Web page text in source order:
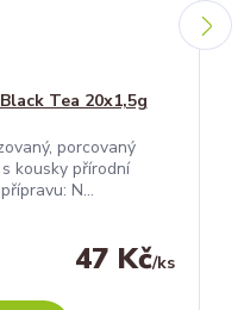
Tea 20x1,5g
porcovaný
kousky přírodní
N...
47 Kč/ks